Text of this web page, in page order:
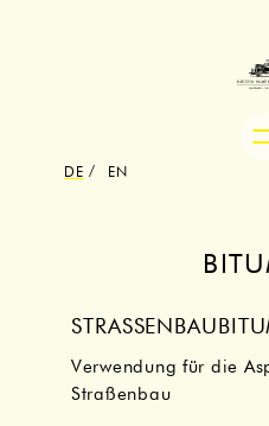
DE EN
Verwendung für die
Straßenbau